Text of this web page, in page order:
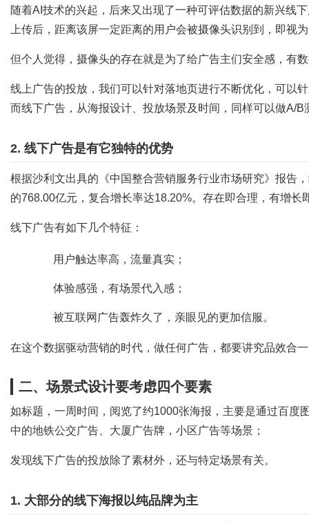
随着AI技术的兴起，后来又出现了一种可评估数据的新兴线
上传后，距离该屏一定距离的用户会被摄像头识别到，即视
但个人觉得，摄像头的存在就是为了给广告主们安全感，有
线上广告的投放，我们可以针对落地页进行不断优化，可以
而线下广告，从海报设计、投放场景及时间，同样可以做A/B
2. 线下广告是有它独特的优势
根据沙利文出具的《中国整合营销服务行业市场研究》报告
的768.00亿元，复合增长率达18.20%。存在即合理，有增长
线下广告有如下几个特征：
用户触达率高，流量真实；
体验感强，有场景代入感；
被互联网广告轰炸久了，亲眼见的更加信服。
在这个数据驱动营销的时代，做任何广告，都要讲究品效合
二、场景式设计要考虑四个要素
如标题，一周时间，阅览了约1000张海报，主要是通过百度
中的地铁公交广告、大厦广告牌，小区广告等场景；
发现线下广告的投放除了素材外，还与特定场景有关。
1. 大部分的线下海报以纯品牌为主